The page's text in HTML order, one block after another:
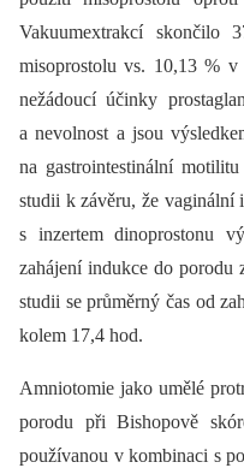
Vakuumextrakcí
misoprostolu vs. 10,13 %
nežádoucí účinky
a nevolnost a jsou
na gastrointestinální
studii k závěru, že vaginální
s inzertem dinoprostonu
zahájení indukce do
studii se průměrný čas od
kolem 17,4 hod.
Amniotomie jako umělé
porodu při Bishopově
používanou v kombinaci s